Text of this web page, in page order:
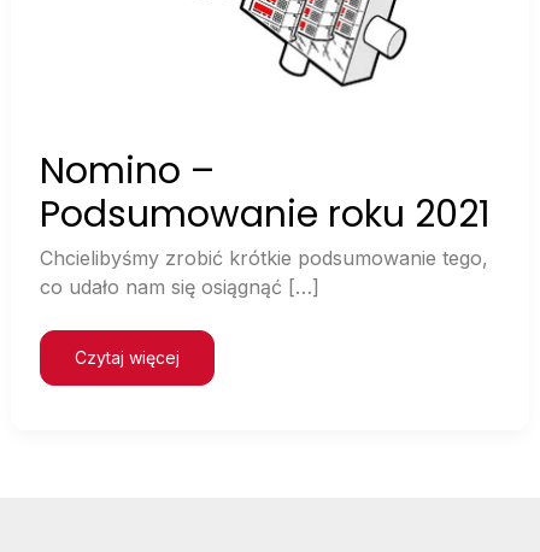
Nomino –
Podsumowanie roku 2021
Chcielibyśmy zrobić krótkie podsumowanie tego,
co udało nam się osiągnąć […]
Czytaj więcej